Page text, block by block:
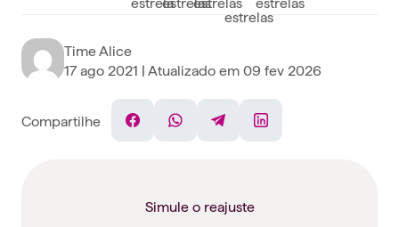
Time Alice
17 ago 2021 | Atualizado em 09 fev 2026
Compartilhe
FacebookWhatsAppTelegramLinkedin
Simule o reajuste